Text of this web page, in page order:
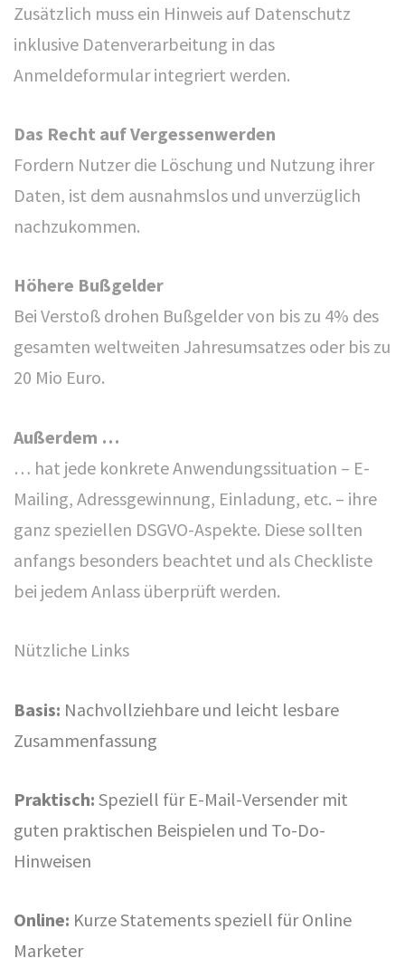
Zusätzlich muss ein Hinweis auf Datenschutz
inklusive Datenverarbeitung in das
Anmeldeformular integriert werden.
Das Recht auf Vergessenwerden
Fordern Nutzer die Löschung und Nutzung ihrer
Daten, ist dem ausnahmslos und unverzüglich
nachzukommen.
Höhere Bußgelder
Bei Verstoß drohen Bußgelder von bis zu 4% des
gesamten weltweiten Jahresumsatzes oder bis zu
20 Mio Euro.
Außerdem …
… hat jede konkrete Anwendungssituation – E-
Mailing, Adressgewinnung, Einladung, etc. – ihre
ganz speziellen DSGVO-Aspekte. Diese sollten
anfangs besonders beachtet und als Checkliste
bei jedem Anlass überprüft werden.
Nützliche Links
Basis: Nachvollziehbare und leicht lesbare
Zusammenfassung
Praktisch: Speziell für E-Mail-Versender mit
guten praktischen Beispielen und To-Do-
Hinweisen
Online: Kurze Statements speziell für Online
Marketer
Erfolgstreiber
Birkenstr. 16
82031 Grünwald
Telefon: +49 89 69396173
kontakt@erfolgstreiber.de
LINKS
Seminaranmeldung
Newsletter bestellen
Datenschutz
AGB
SOCIAL MEDIA